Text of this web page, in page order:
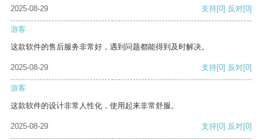
2025-08-29
支持[0] 反对[0]
游客
这款软件的售后服务非常好，遇到问题都能得到及时解决。
2025-08-29 支持[0] 反对[0]
游客
这款软件的设计非常人性化，使用起来非常舒服。
2025-08-29 支持[0] 反对[0]